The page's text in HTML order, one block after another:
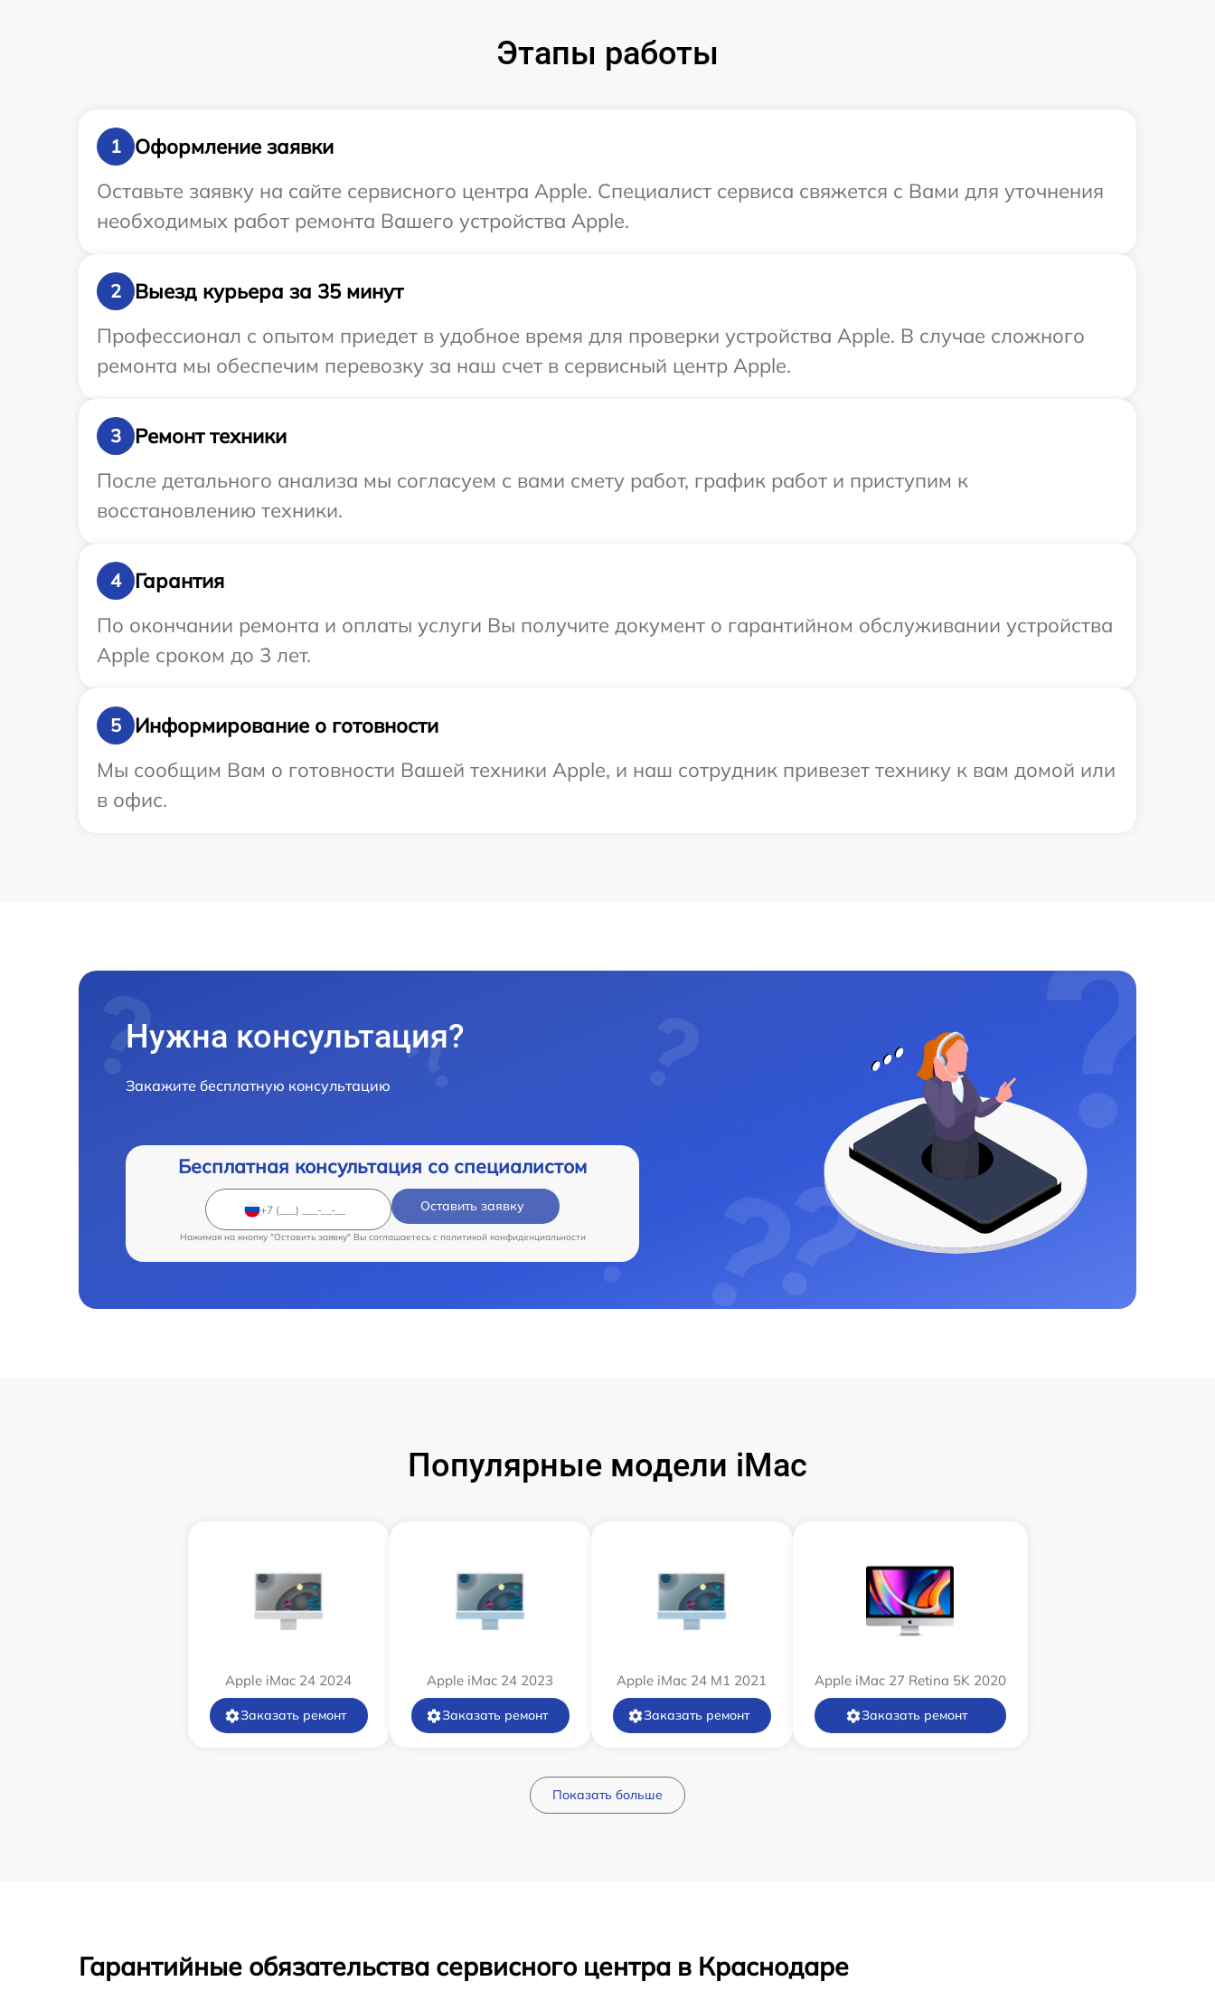
Этапы работы
1
Оформление заявки
Оставьте заявку на сайте сервисного центра Apple. Специалист сервиса свяжется с Вами для уточнения
необходимых работ ремонта Вашего устройства Apple.
2
Выезд курьера за 35 минут
Профессионал с опытом приедет в удобное время для проверки устройства Apple. В случае сложного
ремонта мы обеспечим перевозку за наш счет в сервисный центр Apple.
3
Ремонт техники
После детального анализа мы согласуем с вами смету работ, график работ и приступим к
восстановлению техники.
4
Гарантия
По окончании ремонта и оплаты услуги Вы получите документ о гарантийном обслуживании устройства
Apple сроком до 3 лет.
5
Информирование о готовности
Мы сообщим Вам о готовности Вашей техники Apple, и наш сотрудник привезет технику к вам домой или
в офис.
Нужна консультация?
Закажите бесплатную консультацию
Бесплатная консультация со специалистом
Оставить заявку
Нажимая на кнопку "Оставить заявку" Вы соглашаетесь c политикой конфиденциальности
Популярные модели iMac
Apple iMac 24 2024
Заказать ремонт
Apple iMac 24 2023
Заказать ремонт
Apple iMac 24 M1 2021
Заказать ремонт
Apple iMac 27 Retina 5K 2020
Заказать ремонт
Показать больше
Гарантийные обязательства сервисного центра в Краснодаре